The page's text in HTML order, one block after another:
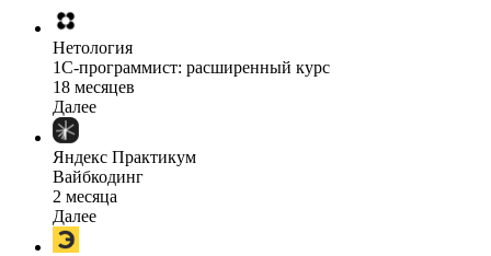
Нетология
1C-программист: расширенный курс
18 месяцев
Далее
Яндекс Практикум
Вайбкодинг
2 месяца
Далее